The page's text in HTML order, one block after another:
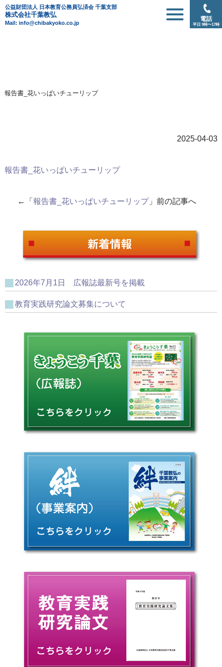
公益財団法人 日本教育公務員弘済会 千葉支部
株式会社千葉教弘
Mail: info@chibakyoko.co.jp
電話
平日 9時〜17時
報告書_花いっぱいチューリップ
2025-04-03
報告書_花いっぱいチューリップ
←「報告書_花いっぱいチューリップ」前の記事へ
2026年7月1日 広報誌最新号を掲載
教育実践研究論文募集について